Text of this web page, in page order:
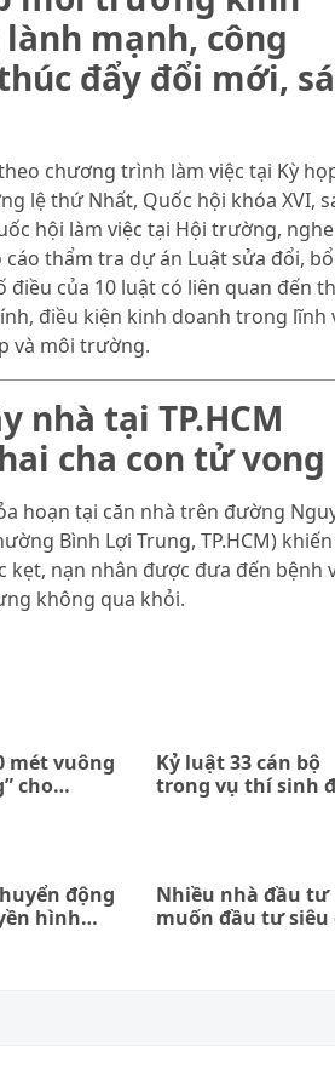
mạnh, công
đẩy đổi mới,
theo chương trình làm việc tại Kỳ
lệ thứ Nhất, Quốc hội khóa XVI,
hội làm việc tại Hội trường,
cáo thẩm tra dự án Luật sửa đổi, bổ
điều của 10 luật có liên quan đến
điều kiện kinh doanh trong lĩnh
và môi trường.
nhà tại TP.HCM
cha con tử vong
hoạn tại căn nhà trên đường
Bình Lợi Trung, TP.HCM)
kẹt, nạn nhân được đưa đến bệnh
không qua khỏi.
mét vuông
cho
Kỷ luật 33 cán bộ
trong vụ thí sinh
động
hình
Nhiều nhà đầu tư
muốn đầu tư siêu